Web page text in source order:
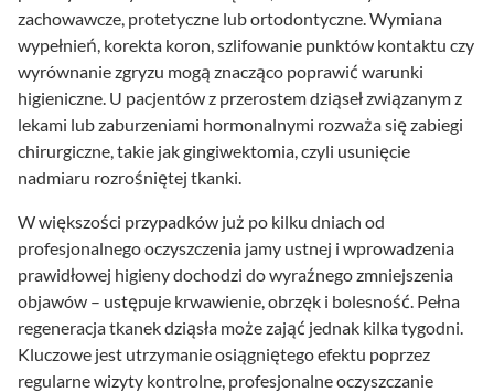
zachowawcze, protetyczne lub ortodontyczne. Wymiana
wypełnień, korekta koron, szlifowanie punktów kontaktu czy
wyrównanie zgryzu mogą znacząco poprawić warunki
higieniczne. U pacjentów z przerostem dziąseł związanym z
lekami lub zaburzeniami hormonalnymi rozważa się zabiegi
chirurgiczne, takie jak gingiwektomia, czyli usunięcie
nadmiaru rozrośniętej tkanki.
W większości przypadków już po kilku dniach od
profesjonalnego oczyszczenia jamy ustnej i wprowadzenia
prawidłowej higieny dochodzi do wyraźnego zmniejszenia
objawów – ustępuje krwawienie, obrzęk i bolesność. Pełna
regeneracja tkanek dziąsła może zająć jednak kilka tygodni.
Kluczowe jest utrzymanie osiągniętego efektu poprzez
regularne wizyty kontrolne, profesjonalne oczyszczanie